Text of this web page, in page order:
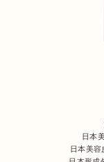
日本
日本美容